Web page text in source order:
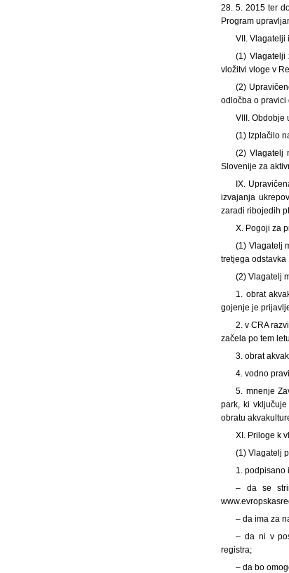
28. 5. 2015 ter
Program
VII. Vlagatelji
(1) Vlagatelji
vložitvi vloge v
(2)
odločba o pravici
VIII. Obdobje
(1) Izplačilo
(2) Vlagatelj
Slovenije za
IX.
izvajanja
zaradi ribojedih
X. Pogoji za
(1) Vlagatelj
tretjega
(2) Vlagatelj
1. obrat
gojenje je
2. v CRA
začela po tem
3. obrat
4. vodno
5. mnenje
park, ki
obratu
XI. Priloge k
(1) Vlagatelj
1. podpisano
– da se
– da ima za
– da ni v
registra;
– da bo